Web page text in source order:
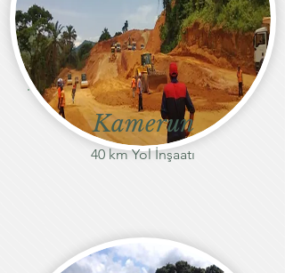
Kamerun
40 km Yol İnşaatı